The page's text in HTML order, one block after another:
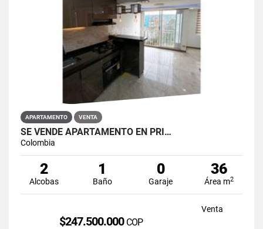
APARTAMENTO VENTA
SE VENDE APARTAMENTO EN PRI…
Colombia
2
Alcobas
1
Baño
0
Garaje
36
Área m2
Venta
$247.500.000 COP